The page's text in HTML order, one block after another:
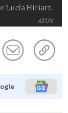
ATON
Lucía Hiriart.